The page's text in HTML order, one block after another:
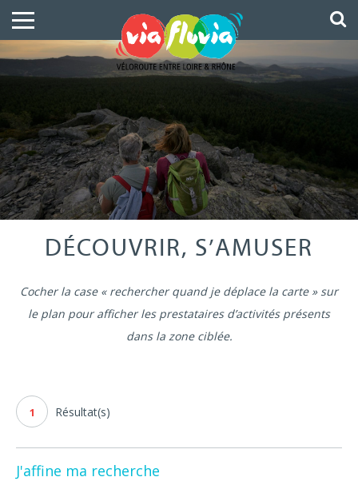
DÉCOUVRIR, S’AMUSER
Cocher la case « rechercher quand je déplace la carte » sur
le plan pour afficher les prestataires d’activités présents
dans la zone ciblée.
1 Résultat(s)
J'affine ma recherche